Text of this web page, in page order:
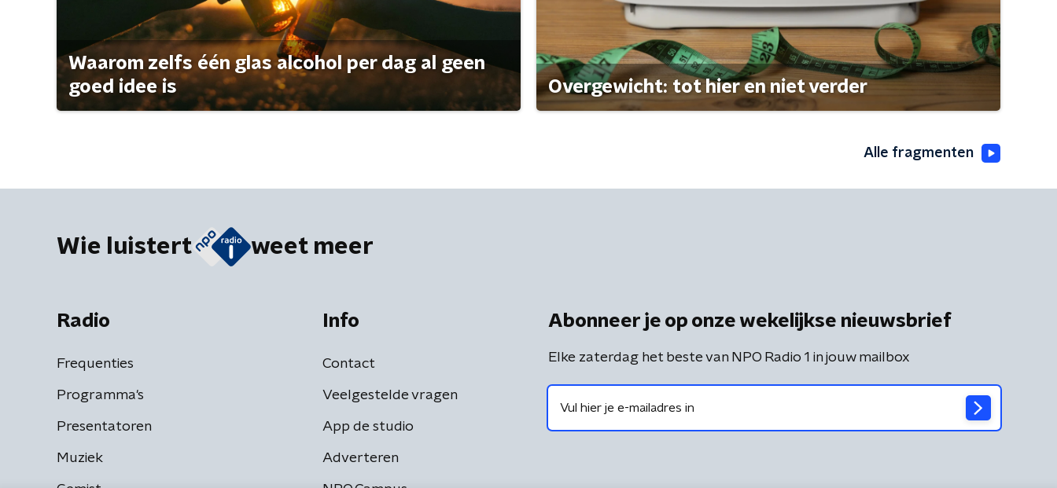
Waarom zelfs één glas alcohol per dag al geen
goed idee is
Overgewicht: tot hier en niet verder
Alle fragmenten
Wie luistert weet meer
Radio
Frequenties
Programma's
Presentatoren
Muziek
Info
Contact
Veelgestelde vragen
App de studio
Adverteren
Abonneer je op onze wekelijkse nieuwsbrief
Elke zaterdag het beste van NPO Radio 1 in jouw mailbox